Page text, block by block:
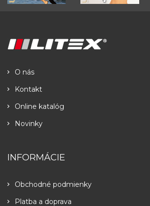
O nás
Kontakt
Online katalóg
Novinky
INFORMÁCIE
Obchodné podmienky
Platba a doprava